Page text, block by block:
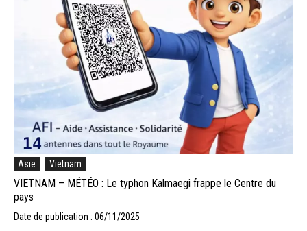
Asie Vietnam
VIETNAM – MÉTÉO : Le typhon Kalmaegi frappe le Centre du
pays
Date de publication : 06/11/2025